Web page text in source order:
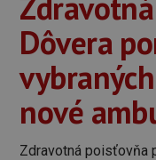
Dôvera
nové
Zdravotná poisťovňa